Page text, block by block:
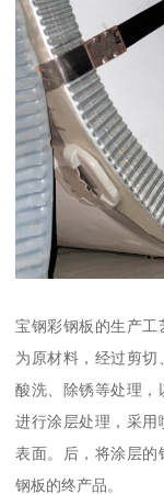
宝钢彩钢板的生产工
为原材料，经过剪
酸洗、除锈等处理，
进行涂层处理，采用
表面。后，将涂层的
钢板的终产品。